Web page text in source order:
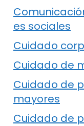
es sociales
Cuidado
Cuidado de
Cuidado de
mayores
Cuidado de